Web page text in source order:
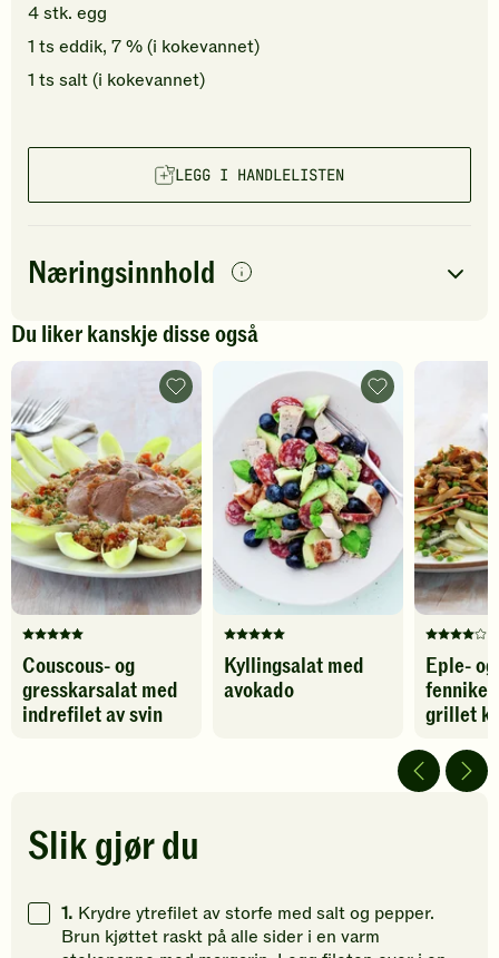
4stk. egg
1 ts eddik, 7 %(i kokevannet)
1 ts salt(i kokevannet)
LEGG I HANDLELISTEN
Næringsinnhold
per porsjon
Navn på
antall
Energi
kcal
Fett
Protein
52g
Karbohydrater
3g
Du liker kanskje disse også
Denne
oppskriften
har
foreløpig
første
til
vurdere
denne
oppskriften.
Couscous- og
gresskarsalat med
indrefilet av svin
Couscous-
og
gresskarsalat
med
indrefilet
av
svin
-
legg
til
favoritter
Denne
oppskriften
har
din
vurdering.
Kyllingsalat med
avokado
Kyllingsalat
med
legg
til
favoritter
Denne
har
fått
av
5
din
Eple- og
grillet
Slik gjør du
1. Krydre ytrefilet av storfe med salt og pepper.
Brun kjøttet raskt på alle sider i en varm